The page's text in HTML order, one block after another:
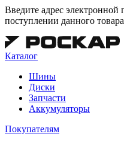
Введите адрес
поступлении данного
Каталог
Шины
Диски
Запчасти
Аккумуляторы
Покупателям